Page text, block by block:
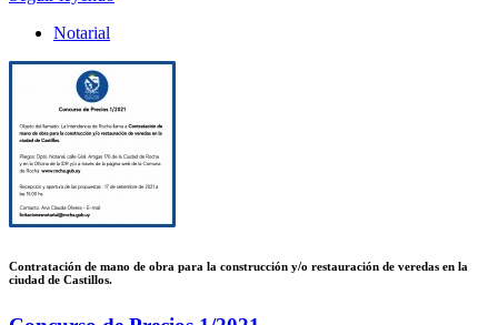
Notarial
Contratación de mano de obra para la construcción y/o restauración de veredas en la
ciudad de Castillos.